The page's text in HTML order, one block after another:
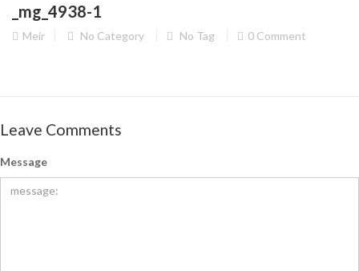
_mg_4938-1
Meir No Category No Tag 0 Comment
Leave Comments
Message